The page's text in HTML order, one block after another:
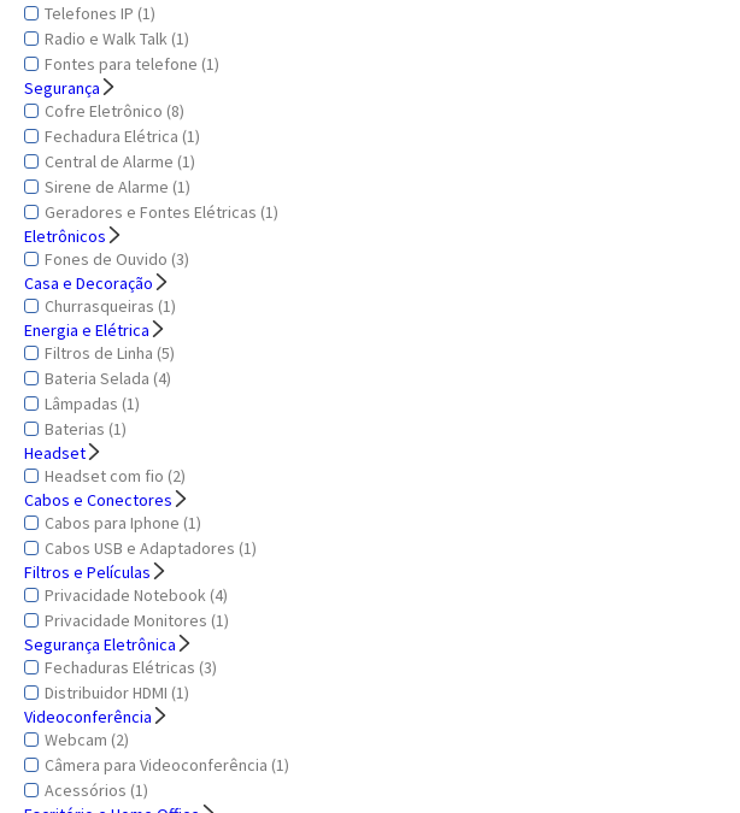
Telefones IP (1)
Radio e Walk Talk (1)
Fontes para telefone (1)
Segurança
Cofre Eletrônico (8)
Fechadura Elétrica (1)
Central de Alarme (1)
Sirene de Alarme (1)
Geradores e Fontes Elétricas (1)
Eletrônicos
Fones de Ouvido (3)
Casa e Decoração
Churrasqueiras (1)
Energia e Elétrica
Filtros de Linha (5)
Bateria Selada (4)
Lâmpadas (1)
Baterias (1)
Headset
Headset com fio (2)
Cabos e Conectores
Cabos para Iphone (1)
Cabos USB e Adaptadores (1)
Filtros e Películas
Privacidade Notebook (4)
Privacidade Monitores (1)
Segurança Eletrônica
Fechaduras Elétricas (3)
Distribuidor HDMI (1)
Videoconferência
Webcam (2)
Câmera para Videoconferência (1)
Acessórios (1)